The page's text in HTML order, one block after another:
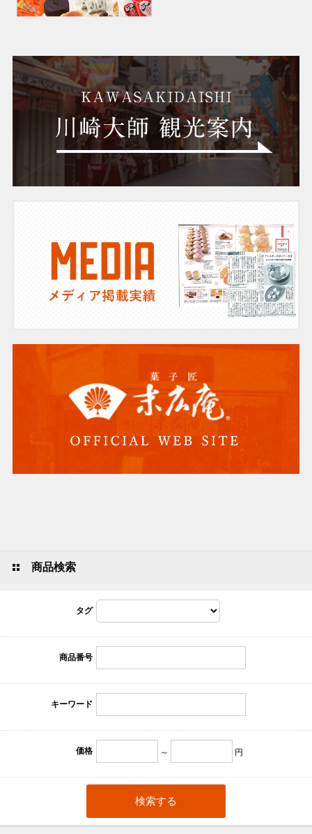
商品検索
タグ
商品番号
キーワード
価格 ～ 円